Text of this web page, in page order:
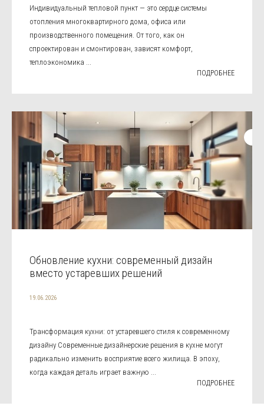
Индивидуальный тепловой пункт — это сердце системы
отопления многоквартирного дома, офиса или
производственного помещения. От того, как он
спроектирован и смонтирован, зависят комфорт,
теплоэкономика ...
ПОДРОБНЕЕ
Обновление кухни: современный дизайн
вместо устаревших решений
19.06.2026
Трансформация кухни: от устаревшего стиля к современному
дизайну Современные дизайнерские решения в кухне могут
радикально изменить восприятие всего жилища. В эпоху,
когда каждая деталь играет важную ...
ПОДРОБНЕЕ